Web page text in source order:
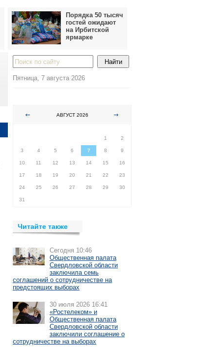
Порядка 50 тысяч
гостей ожидают
на Ирбитской
ярмарке
Пятница, 7 августа 2026
АВГУСТ 2026
1
2
3 4 5 6 7 8 9
10 11 12 13 14 15 16
17 18 19 20 21 22 23
24 25 26 27 28 29 30
31
Читайте также
Сегодня 10:46
Общественная палата
Свердловской области
заключила семь
соглашений о сотрудничестве на
предстоящих выборах
30 июля 2026 16:41
«Ростелеком» и
Общественная палата
Свердловской области
заключили соглашение о
сотрудничестве на выборах